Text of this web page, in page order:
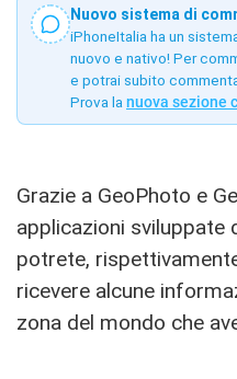
Nuovo sistema di
iPhoneItalia ha un
nuovo e nativo! Per
e potrai subito
Prova la nuova sezione
Grazie a GeoPhoto e
applicazioni sviluppate
potrete,
ricevere alcune
zona del mondo che